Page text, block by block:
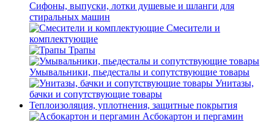
Сифоны, выпуски, лотки душевые и шланги для
стиральных машин
Смесители и
комплектующие
Трапы
Умывальники, пьедесталы и сопутствующие товары
Унитазы,
бачки и сопутствующие товары
Теплоизоляция, уплотнения, защитные покрытия
Асбокартон и пергамин